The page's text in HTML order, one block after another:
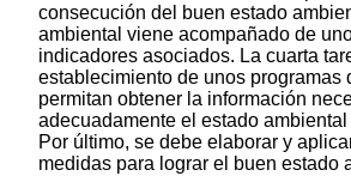
consecución del buen estado
ambiental viene acompañado de
indicadores asociados. La cuarta
establecimiento de unos programas
permitan obtener la información
adecuadamente el estado
Por último, se debe elaborar y
medidas para lograr el buen estado